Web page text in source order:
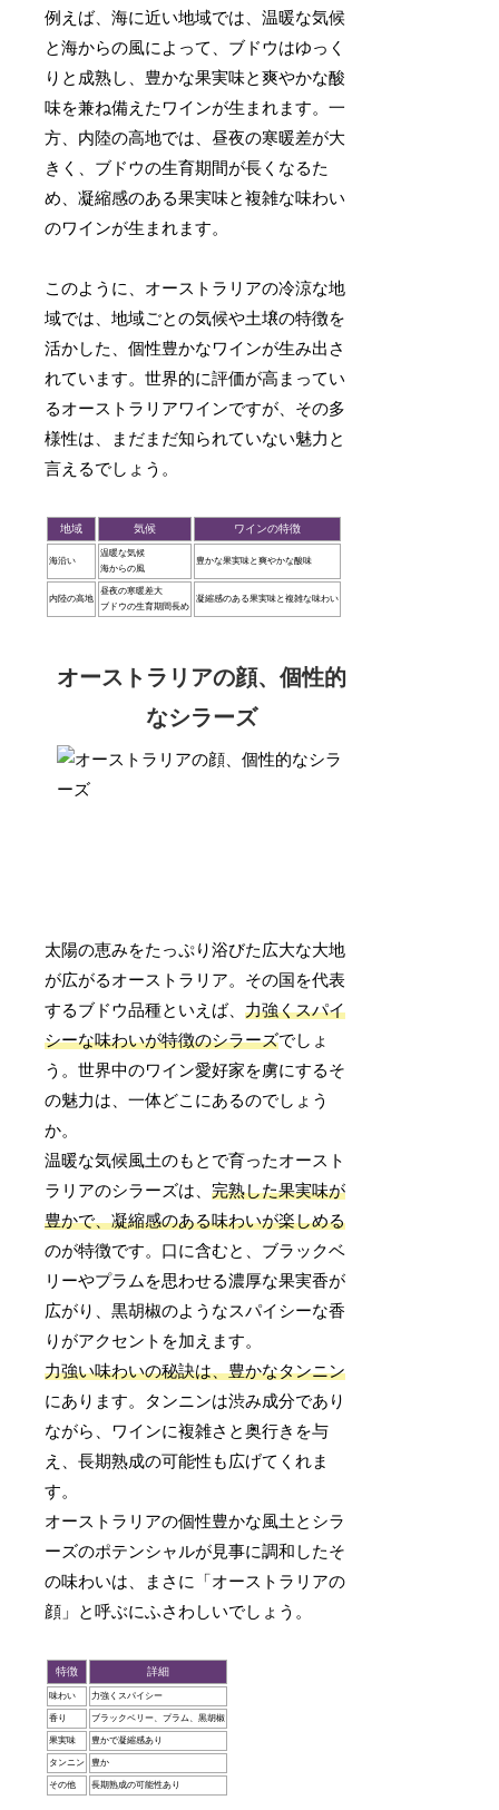
例えば、海に近い地域では、温暖な気候
と海からの風によって、ブドウはゆっく
りと成熟し、豊かな果実味と爽やかな酸
味を兼ね備えたワインが生まれます。一
方、内陸の高地では、昼夜の寒暖差が大
きく、ブドウの生育期間が長くなるた
め、凝縮感のある果実味と複雑な味わい
のワインが生まれます。
このように、オーストラリアの冷涼な地
域では、地域ごとの気候や土壌の特徴を
活かした、個性豊かなワインが生み出さ
れています。世界的に評価が高まってい
るオーストラリアワインですが、その多
様性は、まだまだ知られていない魅力と
言えるでしょう。
地域 気候 ワインの特徴
海沿い
温暖な気候
海からの風
豊かな果実味と爽やかな酸味
内陸の高地
昼夜の寒暖差大
ブドウの生育期間長め
凝縮感のある果実味と複雑な味わい
オーストラリアの顔、個性的
なシラーズ
太陽の恵みをたっぷり浴びた広大な大地
が広がるオーストラリア。その国を代表
するブドウ品種といえば、力強くスパイ
シーな味わいが特徴のシラーズでしょ
う。世界中のワイン愛好家を虜にするそ
の魅力は、一体どこにあるのでしょう
か。
温暖な気候風土のもとで育ったオースト
ラリアのシラーズは、完熟した果実味が
豊かで、凝縮感のある味わいが楽しめる
のが特徴です。口に含むと、ブラックベ
リーやプラムを思わせる濃厚な果実香が
広がり、黒胡椒のようなスパイシーな香
りがアクセントを加えます。
力強い味わいの秘訣は、豊かなタンニン
にあります。タンニンは渋み成分であり
ながら、ワインに複雑さと奥行きを与
え、長期熟成の可能性も広げてくれま
す。
オーストラリアの個性豊かな風土とシラ
ーズのポテンシャルが見事に調和したそ
の味わいは、まさに「オーストラリアの
顔」と呼ぶにふさわしいでしょう。
特徴 詳細
味わい 力強くスパイシー
香り ブラックベリー、プラム、黒胡椒
果実味 豊かで凝縮感あり
タンニン 豊か
その他 長期熟成の可能性あり